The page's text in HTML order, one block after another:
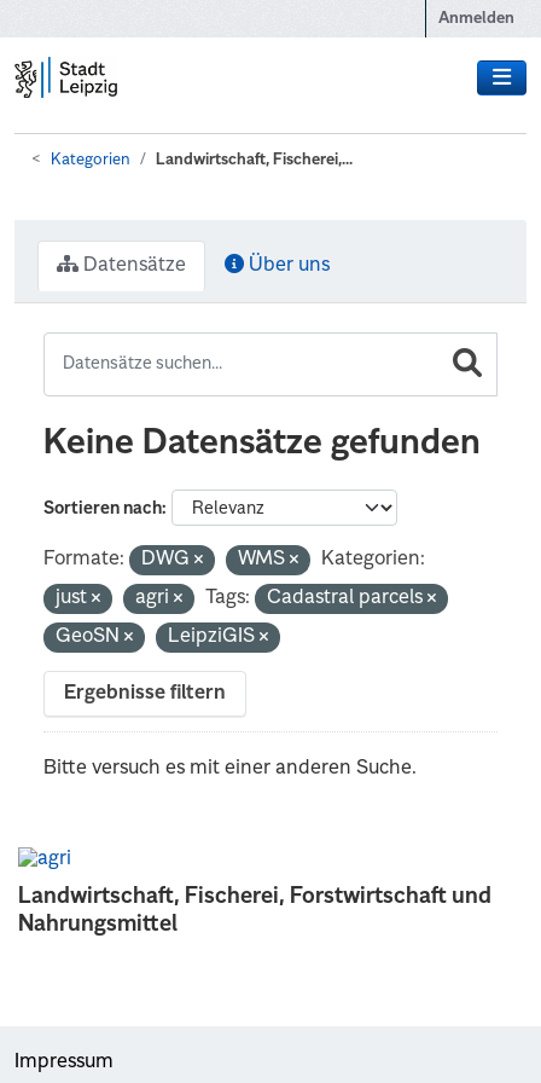
Anmelden
Kategorien Landwirtschaft, Fischerei,...
Landwirtschaft, Fischerei, Forstwirtschaft und
Nahrungsmittel
Datensätze Über uns
Keine Datensätze gefunden
Sortieren nach
Formate: DWG WMS
Kategorien:
just
agri Tags:
Cadastral parcels
GeoSN
LeipziGIS
Ergebnisse filtern
Bitte versuch es mit einer anderen Suche.
Impressum